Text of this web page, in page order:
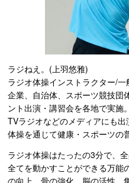
ラジねえ。(上羽悠雅)
ラジオ体操インストラクター/
企業、自治体、スポーツ競技団
ント出演・講習会を各地で実施。
TVラジオなどのメディアにも
体操を通じて健康・スポーツの
ラジオ体操はたったの3分で、
全てを動かすことができる万能
の向上、骨の強化、脳の活性、